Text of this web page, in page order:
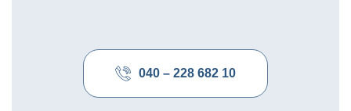
040 – 228 682 10